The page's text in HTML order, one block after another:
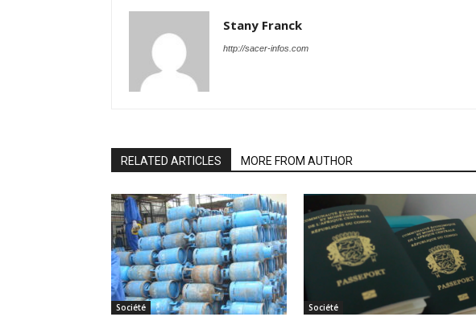
Stany Franck
http://sacer-infos.com
RELATED ARTICLES MORE FROM AUTHOR
Société Société